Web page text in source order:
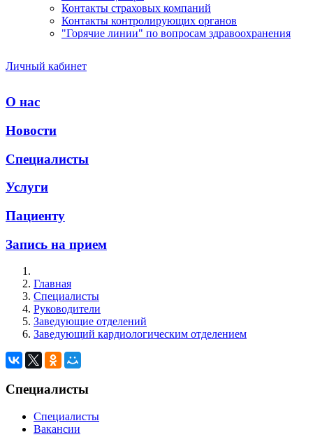
Контакты страховых компаний
Контакты контролирующих органов
"Горячие линии" по вопросам здравоохранения
Личный кабинет
О нас
Новости
Специалисты
Услуги
Пациенту
Запись на прием
Главная
Специалисты
Руководители
Заведующие отделений
Заведующий кардиологическим отделением
Специалисты
Специалисты
Вакансии